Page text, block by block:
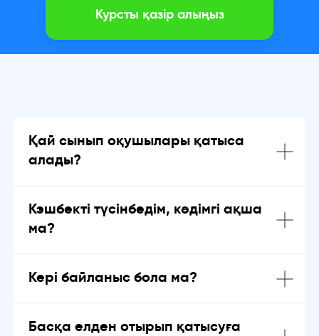
Курсты қазір алыңыз
Қай сынып оқушылары қатыса
алады?
Кэшбекті түсінбедім, кәдімгі ақша
ма?
Кері байланыс бола ма?
Басқа елден отырып қатысуға